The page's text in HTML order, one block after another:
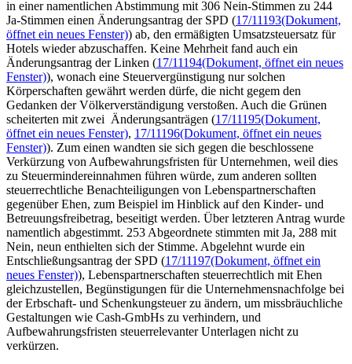
in einer namentlichen Abstimmung mit 306 Nein-Stimmen zu 244
Ja-Stimmen einen Änderungsantrag der SPD (17/11193(Dokument,
öffnet ein neues Fenster)) ab, den ermäßigten Umsatzsteuersatz für
Hotels wieder abzuschaffen. Keine Mehrheit fand auch ein
Änderungsantrag der Linken (17/11194(Dokument, öffnet ein neues
Fenster)), wonach eine Steuervergünstigung nur solchen
Körperschaften gewährt werden dürfe, die nicht gegem den
Gedanken der Völkerverständigung verstoßen. Auch die Grünen
scheiterten mit zwei Änderungsanträgen (17/11195(Dokument,
öffnet ein neues Fenster), 17/11196(Dokument, öffnet ein neues
Fenster)). Zum einen wandten sie sich gegen die beschlossene
Verkürzung von Aufbewahrungsfristen für Unternehmen, weil dies
zu Steuermindereinnahmen führen würde, zum anderen sollten
steuerrechtliche Benachteiligungen von Lebenspartnerschaften
gegenüber Ehen, zum Beispiel im Hinblick auf den Kinder- und
Betreuungsfreibetrag, beseitigt werden. Über letzteren Antrag wurde
namentlich abgestimmt. 253 Abgeordnete stimmten mit Ja, 288 mit
Nein, neun enthielten sich der Stimme. Abgelehnt wurde ein
Entschließungsantrag der SPD (17/11197(Dokument, öffnet ein
neues Fenster)), Lebenspartnerschaften steuerrechtlich mit Ehen
gleichzustellen, Begünstigungen für die Unternehmensnachfolge bei
der Erbschaft- und Schenkungsteuer zu ändern, um missbräuchliche
Gestaltungen wie Cash-GmbHs zu verhindern, und
Aufbewahrungsfristen steuerrelevanter Unterlagen nicht zu
verkürzen.